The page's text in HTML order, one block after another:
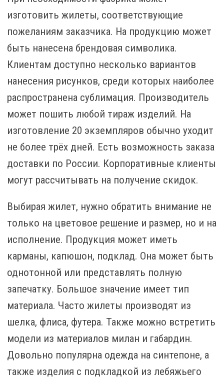
изготовить жилеты, соответствующие
пожеланиям заказчика. На продукцию может
быть нанесена брендовая символика.
Клиентам доступно несколько вариантов
нанесения рисунков, среди которых наиболее
распространена сублимация. Производитель
может пошить любой тираж изделий. На
изготовление 20 экземпляров обычно уходит
не более трёх дней. Есть возможность заказа
доставки по России. Корпоративные клиенты
могут рассчитывать на получение скидок.
Выбирая жилет, нужно обратить внимание не
только на цветовое решение и размер, но и на
исполнение. Продукция может иметь
карманы, капюшон, подклад. Она может быть
однотонной или представлять полную
запечатку. Большое значение имеет тип
материала. Часто жилеты производят из
шелка, флиса, футера. Также можно встретить
модели из материалов милан и габардин.
Довольно популярна одежда на синтепоне, а
также изделия с подкладкой из лебяжьего